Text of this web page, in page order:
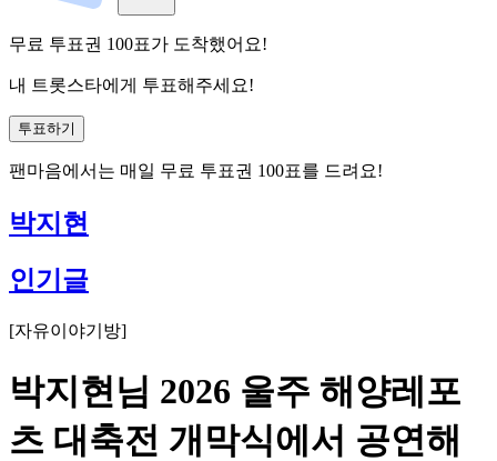
무료 투표권 100표가 도착했어요!
내 트롯스타에게 투표해주세요!
투표하기
팬마음에서는 매일 무료 투표권 100표를 드려요!
박지현
인기글
[자유이야기방]
박지현님 2026 울주 해양레포
츠 대축전 개막식에서 공연해